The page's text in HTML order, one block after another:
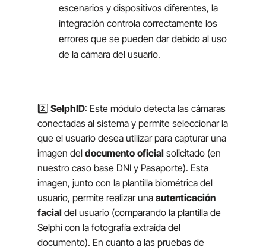
escenarios y dispositivos diferentes, la
integración controla correctamente los
errores que se pueden dar debido al uso
de la cámara del usuario.
2️⃣ SelphID: Este módulo detecta las cámaras
conectadas al sistema y permite seleccionar la
que el usuario desea utilizar para capturar una
imagen del documento oficialsolicitado (en
nuestro caso base DNI y Pasaporte). Esta
imagen, junto con la plantilla biométrica del
usuario, permite realizar una autenticación
facialdel usuario (comparando la plantilla de
Selphi con la fotografía extraída del
documento). En cuanto a las pruebas de